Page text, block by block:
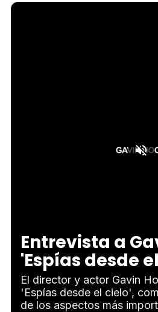
Entrevista a
'Espías desde
El director y actor Gavin
'Espías desde el cielo',
de los aspectos más